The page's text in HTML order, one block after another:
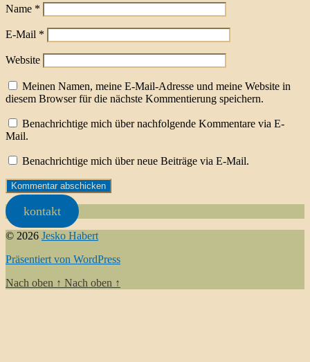
Name *
E-Mail *
Website
Meinen Namen, meine E-Mail-Adresse und meine Website in
diesem Browser für die nächste Kommentierung speichern.
Benachrichtige mich über nachfolgende Kommentare via E-
Mail.
Benachrichtige mich über neue Beiträge via E-Mail.
kontakt
© 2026 Jesko Habert
Präsentiert von WordPress
Nach oben ↑ Nach oben ↑